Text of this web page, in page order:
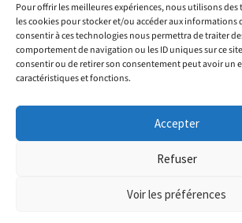
Pour offrir les meilleures expériences, nous utilisons
les cookies pour stocker et/ou accéder aux informations
consentir à ces technologies nous permettra de traiter
comportement de navigation ou les ID uniques sur ce
consentir ou de retirer son consentement peut avoir un
caractéristiques et fonctions.
Accepter
Refuser
Voir les préférences
© Varinard 2026